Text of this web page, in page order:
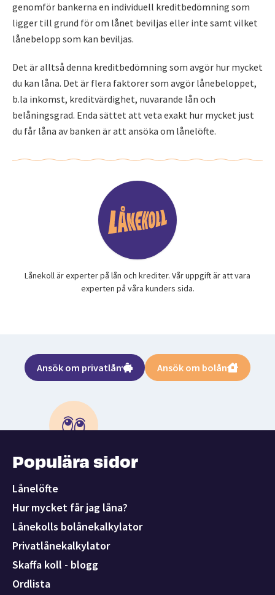
genomför bankerna en individuell kreditbedömning som
ligger till grund för om lånet beviljas eller inte samt vilket
lånebelopp som kan beviljas.
Det är alltså denna kreditbedömning som avgör hur mycket
du kan låna. Det är flera faktorer som avgör lånebeloppet,
b.la inkomst, kreditvärdighet, nuvarande lån och
belåningsgrad. Enda sättet att veta exakt hur mycket just
du får låna av banken är att ansöka om lånelöfte.
Lånekoll är experter på lån och krediter. Vår uppgift är att vara
experten på våra kunders sida.
Ansök om privatlån Ansök om bolån
Populära sidor
Lånelöfte
Hur mycket får jag låna?
Lånekolls bolånekalkylator
Privatlånekalkylator
Skaffa koll - blogg
Ordlista